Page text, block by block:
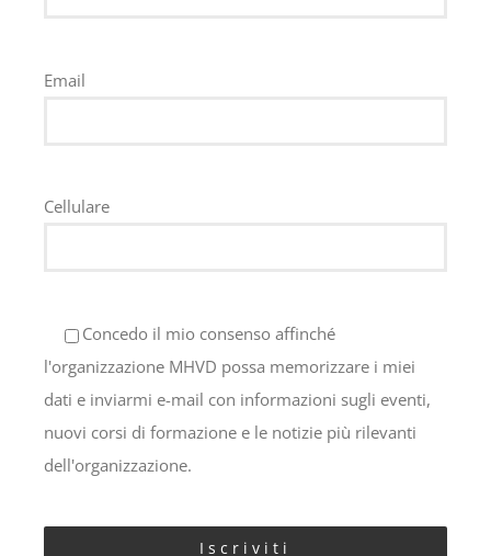
Email
Cellulare
Concedo il mio consenso affinché
l'organizzazione MHVD possa memorizzare i miei
dati e inviarmi e-mail con informazioni sugli eventi,
nuovi corsi di formazione e le notizie più rilevanti
dell'organizzazione.